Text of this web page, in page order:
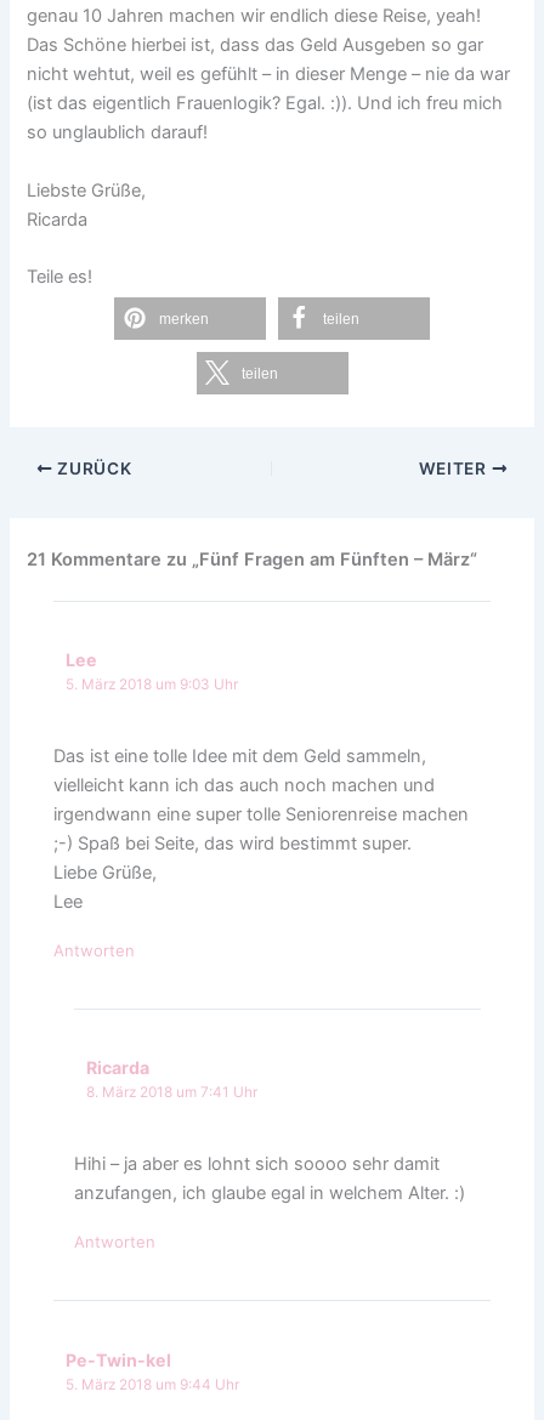
genau 10 Jahren machen wir endlich diese Reise, yeah!
Das Schöne hierbei ist, dass das Geld Ausgeben so gar
nicht wehtut, weil es gefühlt – in dieser Menge – nie da war
(ist das eigentlich Frauenlogik? Egal. :)). Und ich freu mich
so unglaublich darauf!
Liebste Grüße,
Ricarda
Teile es!
merken teilen
teilen
ZURÜCK WEITER
21 Kommentare zu „Fünf Fragen am Fünften – März“
Lee
5. März 2018 um 9:03 Uhr
Das ist eine tolle Idee mit dem Geld sammeln,
vielleicht kann ich das auch noch machen und
irgendwann eine super tolle Seniorenreise machen
;-) Spaß bei Seite, das wird bestimmt super.
Liebe Grüße,
Lee
Antworten
Ricarda
8. März 2018 um 7:41 Uhr
Hihi – ja aber es lohnt sich soooo sehr damit
anzufangen, ich glaube egal in welchem Alter. :)
Antworten
Pe-Twin-kel
5. März 2018 um 9:44 Uhr